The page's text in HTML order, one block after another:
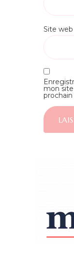
Site web
mon